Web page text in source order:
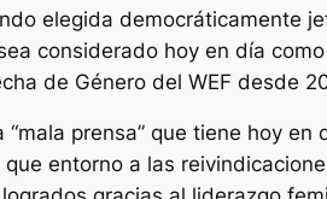
elegida democráticamente
considerado hoy en día
de Género del WEF desde
“mala prensa” que tiene hoy
entorno a las